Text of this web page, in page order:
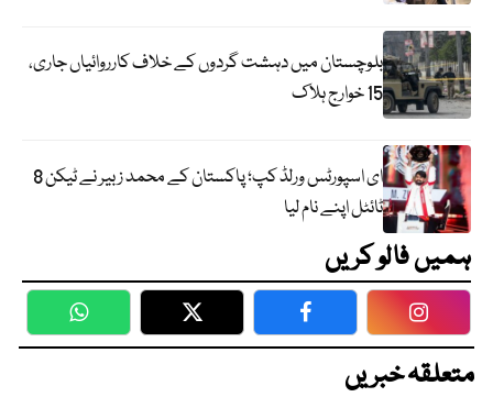
بلوچستان میں دہشت گردوں کے خلاف کارروائیاں جاری،
15 خوارج ہلاک
ای اسپورٹس ورلڈ کپ؛ پاکستان کے محمد زبیر نے ٹیکن 8
ٹائٹل اپنے نام لیا
ہمیں فالو کریں
WhatsApp Twitter Facebook
متعلقہ خبریں